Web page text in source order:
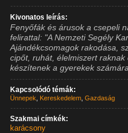
Kivonatos leírás:
Fenyőfák és árusok a csepeli
felirattal: "A Nemzeti Segély
Ajándékcsomagok rakodása,
cipőt, ruhát, élelmiszert
készítenek a gyerekek
Kapcsolódó témák:
Ünnepek
Kereskedelem ,Gazdaság
Szakmai címkék:
karácsony